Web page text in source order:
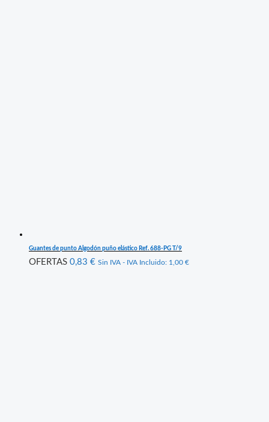
Guantes de punto Algodón puño elástico Ref. 688-PG T/9
OFERTAS 0,83 € Sin IVA - IVA Incluido: 1,00 €